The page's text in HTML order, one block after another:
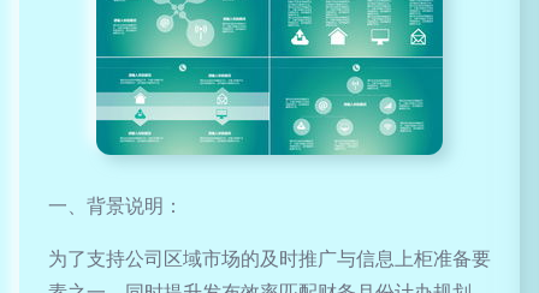
一、背景说明：
为了支持公司区域市场的及时推广与信息上柜准备要